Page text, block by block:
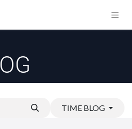
TIME BLOG